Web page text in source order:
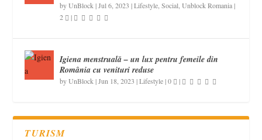
byUnBlock |Jul 6, 2023 |Lifestyle ,Social ,Unblock Romania|
2
|
Igiena menstruală – un lux pentru femeile din
România cu venituri reduse
byUnBlock |Jun 18, 2023 |Lifestyle|0 |
TURISM